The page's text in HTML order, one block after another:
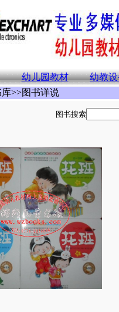
幼儿园教材 幼教
>>图书详说
图书搜索